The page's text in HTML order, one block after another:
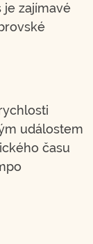
je zajímavé
událostem
času